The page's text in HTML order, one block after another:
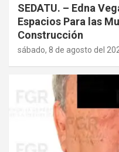
SEDATU. – Edna
Espacios Para las
Construcción
sábado, 8 de agosto del